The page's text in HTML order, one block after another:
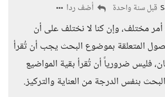
قبل سنة واحدة أضف ردا
أمر مختلف، وإن كنا لا نختلف على أن
المتعلقة بموضوع البحث يجب أن تُقرأ
فليس ضرورياً أن تُقرأ بقية المواضيع
بنفس الدرجة من العناية والتركيز.